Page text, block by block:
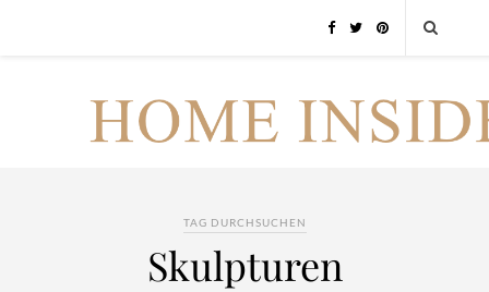
TAG DURCHSUCHEN
Skulpturen